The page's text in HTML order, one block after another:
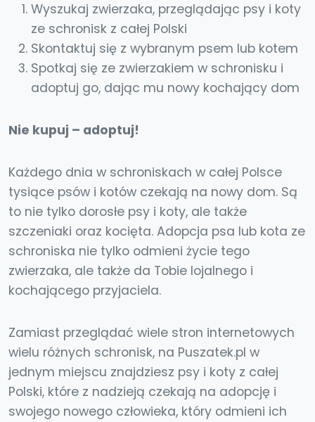
Wyszukaj zwierzaka, przeglądając psy i koty
ze schronisk z całej Polski
Skontaktuj się z wybranym psem lub kotem
Spotkaj się ze zwierzakiem w schronisku i
adoptuj go, dając mu nowy kochający dom
Nie kupuj – adoptuj!
Każdego dnia w schroniskach w całej Polsce
tysiące psów i kotów czekają na nowy dom. Są
to nie tylko dorosłe psy i koty, ale także
szczeniaki oraz kocięta. Adopcja psa lub kota ze
schroniska nie tylko odmieni życie tego
zwierzaka, ale także da Tobie lojalnego i
kochającego przyjaciela.
Zamiast przeglądać wiele stron internetowych
wielu różnych schronisk, na Puszatek.pl w
jednym miejscu znajdziesz psy i koty z całej
Polski, które z nadzieją czekają na adopcję i
swojego nowego człowieka, który odmieni ich